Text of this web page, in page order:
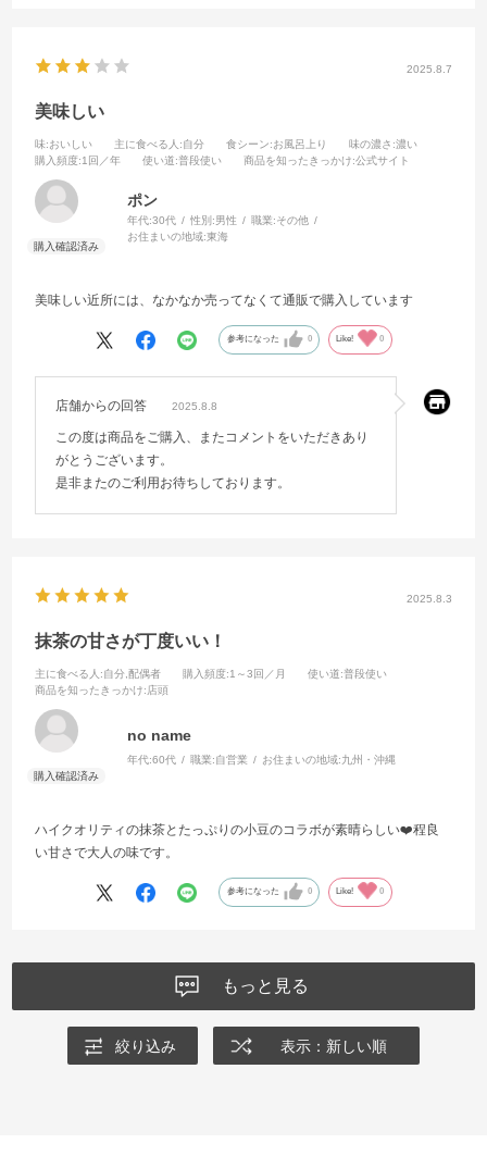
2025.8.7
美味しい
味:おいしい 主に食べる人 :自分 食シーン:お風呂上り 味の濃さ :濃い
購入頻度:1回／年 使い道:普段使い 商品を知ったきっかけ:公式サイト
ポン
年代:30代 性別:男性 職業:その他
お住まいの地域:東海
美味しい近所には、なかなか売ってなくて通販で購入しています
参考になった 0 Like! 0
店舗からの回答 2025.8.8
この度は商品をご購入、またコメントをいただきあり
がとうございます。
是非またのご利用お待ちしております。
2025.8.3
抹茶の甘さが丁度いい！
主に食べる人 :自分,配偶者 購入頻度:1～3回／月 使い道:普段使い
商品を知ったきっかけ:店頭
no name
年代:60代 職業:自営業 お住まいの地域:九州・沖縄
ハイクオリティの抹茶とたっぷりの小豆のコラボが素晴らしい❤️程良
い甘さで大人の味です。
参考になった 0 Like! 0
もっと見る
絞り込み 表示：新しい順